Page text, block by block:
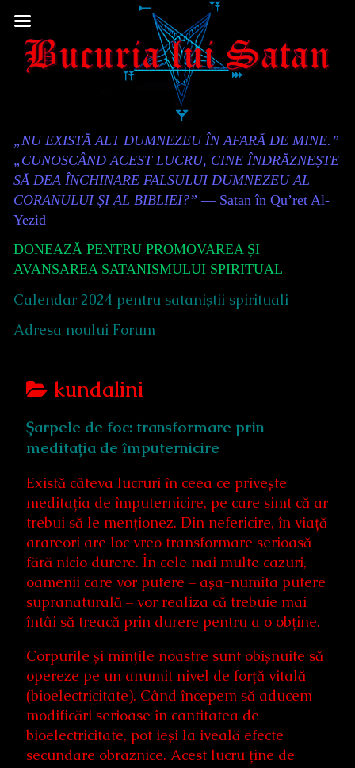
to
Content
Header
„NU EXISTĂ ALT DUMNEZEU ÎN AFARĂ DE MINE.”
„CUNOSCÂND ACEST LUCRU, CINE ÎNDRĂZNEȘTE
SĂ DEA ÎNCHINARE FALSULUI DUMNEZEU AL
CORANULUI ȘI AL BIBLIEI?” — Satan în Qu’ret Al-
Yezid
DONEAZĂ PENTRU PROMOVAREA ȘI
AVANSAREA SATANISMULUI SPIRITUAL
Calendar 2024 pentru sataniștii spirituali
Adresa noului Forum
Posts
categoriezed
as
kundalini
Șarpele de foc: transformare prin
meditația de împuternicire
Există câteva lucruri în ceea ce privește
meditația de împuternicire, pe care simt că ar
trebui să le menționez. Din nefericire, în viață
arareori are loc vreo transformare serioasă
fără nicio durere. În cele mai multe cazuri,
oamenii care vor putere – așa-numita putere
supranaturală – vor realiza că trebuie mai
întâi să treacă prin durere pentru a o obține.
Corpurile și mințile noastre sunt obișnuite să
opereze pe un anumit nivel de forță vitală
(bioelectricitate). Când începem să aducem
modificări serioase în cantitatea de
bioelectricitate, pot ieși la iveală efecte
secundare obraznice. Acest lucru ține de